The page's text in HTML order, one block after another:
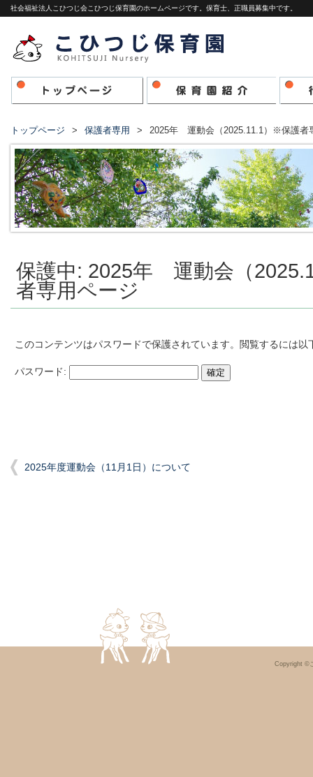
社会福祉法人こひつじ会こひつじ保育園のホームページです。保育士、正職員募集中です。
トップページ 保護者専用 2025年 運動会（2025.11.1）※保護者
保護中: 2025年 運動会（
者専用ページ
このコンテンツはパスワードで保護されています。閲覧するには
パスワード:
2025年度運動会（11月1日）について
Copyright ©